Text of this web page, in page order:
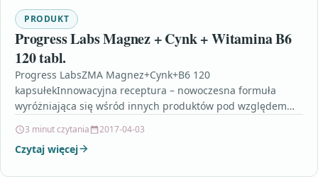
PRODUKT
Progress Labs Magnez + Cynk + Witamina B6
120 tabl.
Progress LabsZMA Magnez+Cynk+B6 120
kapsułekInnowacyjna receptura – nowoczesna formuła
wyróżniająca się wśród innych produktów pod względem
przyswajalna przez…
3 minut czytania 2017-04-03
Czytaj więcej